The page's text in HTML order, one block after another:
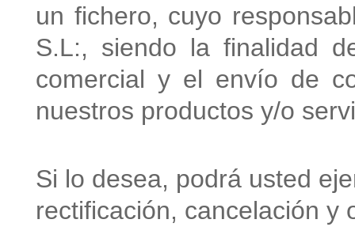
un fichero, cuyo
S.L:, siendo la finalidad
comercial y el envío de
nuestros productos y/o
Si lo desea, podrá usted
rectificación, cancelación y